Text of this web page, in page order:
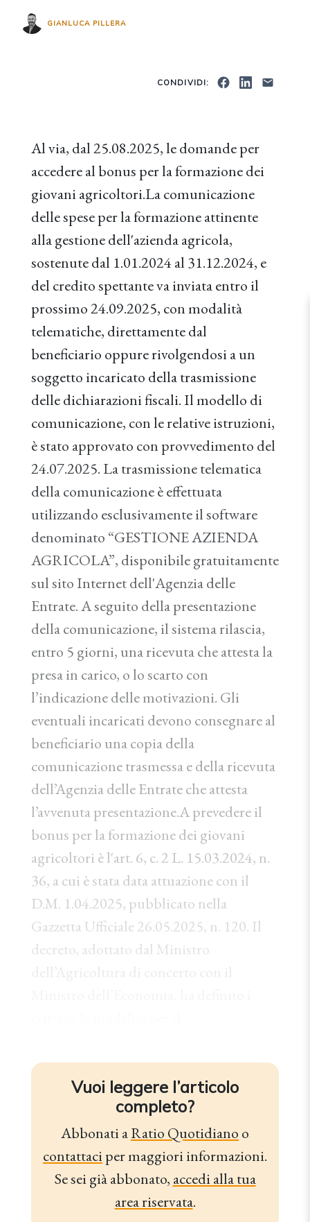
GIANLUCA PILLERA
CONDIVIDI:
Al via, dal 25.08.2025, le domande per
accedere al bonus per la formazione dei
giovani agricoltori.La comunicazione
delle spese per la formazione attinente
alla gestione dell'azienda agricola,
sostenute dal 1.01.2024 al 31.12.2024, e
del credito spettante va inviata entro il
prossimo 24.09.2025, con modalità
telematiche, direttamente dal
beneficiario oppure rivolgendosi a un
soggetto incaricato della trasmissione
delle dichiarazioni fiscali. Il modello di
comunicazione, con le relative istruzioni,
è stato approvato con provvedimento del
24.07.2025. La trasmissione telematica
della comunicazione è effettuata
utilizzando esclusivamente il software
denominato “GESTIONE AZIENDA
AGRICOLA”, disponibile gratuitamente
sul sito Internet dell'Agenzia delle
Entrate. A seguito della presentazione
della comunicazione, il sistema rilascia,
entro 5 giorni, una ricevuta che attesta la
presa in carico, o lo scarto con
l’indicazione delle motivazioni. Gli
eventuali incaricati devono consegnare al
beneficiario una copia della
comunicazione trasmessa e della ricevuta
dell’Agenzia delle Entrate che attesta
l’avvenuta presentazione.A prevedere il
bonus per la formazione dei giovani
agricoltori è l'art. 6, c. 2 L. 15.03.2024, n.
36, a cui è stata data attuazione con il
D.M. 1.04.2025, pubblicato nella
Gazzetta Ufficiale 26.05.2025, n. 120. Il
decreto, adottato dal Ministro
Vuoi leggere l’articolo
completo?
Abbonati aRatio Quotidiano o
contattaciper maggiori informazioni.
Se sei già abbonato, accedi alla tua
area riservata.